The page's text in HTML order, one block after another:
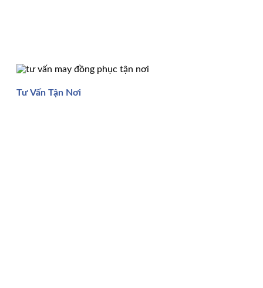
Tư Vấn Tận Nơi